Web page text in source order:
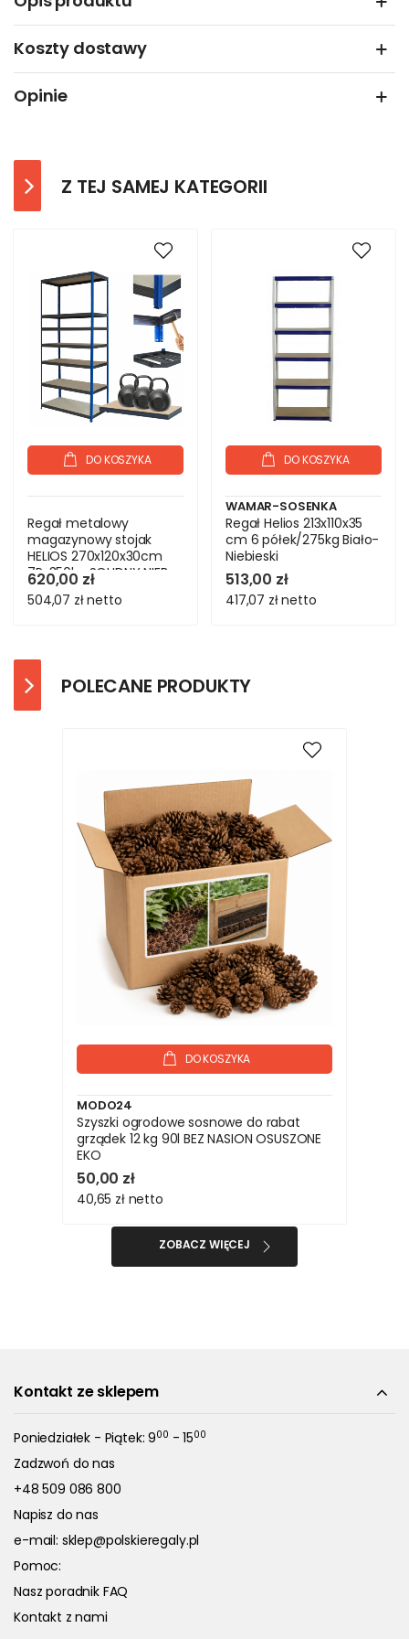
Koszty dostawy
Opinie
Z TEJ SAMEJ KATEGORII
DO KOSZYKA
Regał metalowy
magazynowy stojak
HELIOS 270x120x30cm
7Px350kg SOLIDNY NIEB
620,00 zł
504,07 złnetto
DO KOSZYKA
WAMAR-SOSENKA
Regał Helios 213x110x35
cm 6 półek/275kg Biało-
Niebieski
513,00 zł
417,07 złnetto
POLECANE PRODUKTY
DO KOSZYKA
MODO24
Szyszki ogrodowe sosnowe do rabat
grządek 12 kg 90l BEZ NASION OSUSZONE
EKO
50,00 zł
40,65 zł netto
ZOBACZ WIĘCEJ
Kontakt ze sklepem
Poniedziałek - Piątek: 900 - 1500
Zadzwoń do nas
+48 509 086 800
Napisz do nas
e-mail: sklep@polskieregaly.pl
Pomoc:
Nasz poradnik FAQ
Kontakt z nami